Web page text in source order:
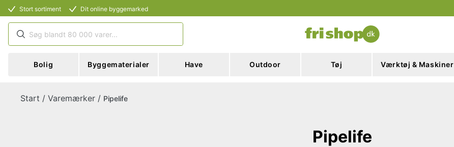
Stort sortiment Dit online byggemarked
Bolig Byggematerialer Have Outdoor Tøj Værktøj & Maskiner
Start / Varemærker / Pipelife
Pipelife